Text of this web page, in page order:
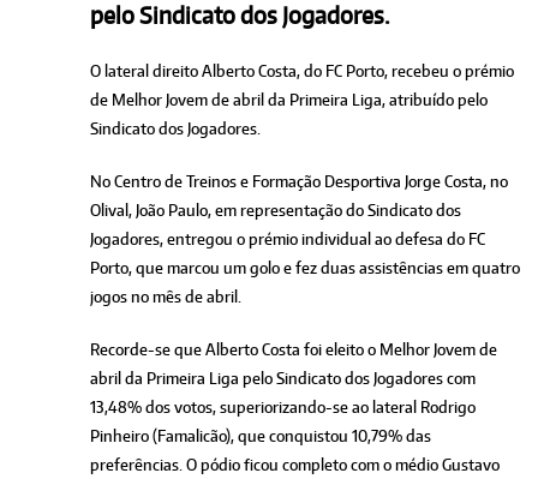
pelo Sindicato dos Jogadores.
O lateral direito Alberto Costa, do FC Porto, recebeu o prémio
de Melhor Jovem de abril da Primeira Liga, atribuído pelo
Sindicato dos Jogadores.
No Centro de Treinos e Formação Desportiva Jorge Costa, no
Olival, João Paulo, em representação do Sindicato dos
Jogadores, entregou o prémio individual ao defesa do FC
Porto, que marcou um golo e fez duas assistências em quatro
jogos no mês de abril.
Recorde-se que Alberto Costa foi eleito o Melhor Jovem de
abril da Primeira Liga pelo Sindicato dos Jogadores com
13,48% dos votos, superiorizando-se ao lateral Rodrigo
Pinheiro (Famalicão), que conquistou 10,79% das
preferências. O pódio ficou completo com o médio Gustavo